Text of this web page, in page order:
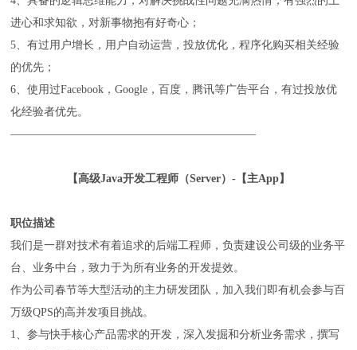
进心和求知欲，对新事物抱有好奇心；
5、有过用户增长，用户自动运营，投放优化，程序化购买相关经验
的优先；
6、使用过Facebook，Google，百度，腾讯等广告平台，有过投放优
化经验者优先。
——————————————————————
【高级Java开发工程师（Server）-【主App】
职位描述
我们是一群对技术有着追求的后端工程师，负责建设公司级的业务平
台、业务中台，致力于为所有业务的开发提效。
作为公司春节等大型活动的主力研发团队，加入我们即有机会参与百
万级QPS的高并发项目挑战。
1、参与快手核心产品需求的开发，深入发掘和分析业务需求，撰写